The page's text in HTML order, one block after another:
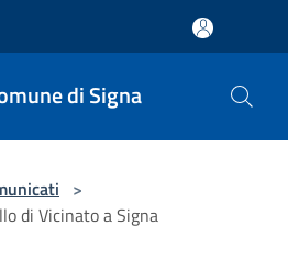
di Signa
>
di Vicinato a Signa